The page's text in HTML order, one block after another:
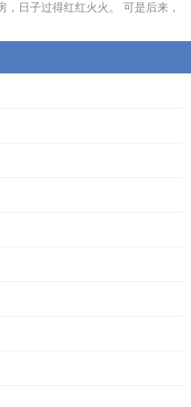
日子过得红红火火。 可是后来，